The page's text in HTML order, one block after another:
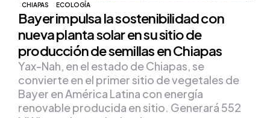
CHIAPAS ECOLOGÍA
Bayer impulsa la sostenibilidad con
nueva planta solar en su sitio de
producción de semillas en Chiapas
Yax-Nah, en el estado de Chiapas, se
convierte en el primer sitio de vegetales de
Bayer en América Latina con energía
renovable producida en sitio. Generará 552